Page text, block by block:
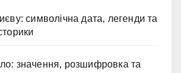
символічна дата, легенди та
значення, розшифровка та